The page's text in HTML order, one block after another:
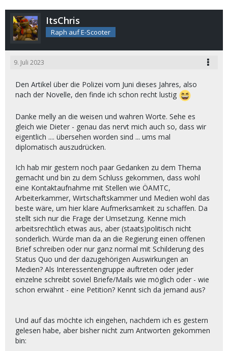
ItsChris
Raph auf E-Scooter
9. Juli 2023
Den Artikel über die Polizei vom Juni dieses Jahres, also
nach der Novelle, den finde ich schon recht lustig
Danke melly an die weisen und wahren Worte. Sehe es
gleich wie Dieter - genau das nervt mich auch so, dass wir
eigentlich .... übersehen worden sind ... ums mal
diplomatisch auszudrücken.
Ich hab mir gestern noch paar Gedanken zu dem Thema
gemacht und bin zu dem Schluss gekommen, dass wohl
eine Kontaktaufnahme mit Stellen wie ÖAMTC,
Arbeiterkammer, Wirtschaftskammer und Medien wohl das
beste wäre, um hier klare Aufmerksamkeit zu schaffen. Da
stellt sich nur die Frage der Umsetzung. Kenne mich
arbeitsrechtlich etwas aus, aber (staats)politisch nicht
sonderlich. Würde man da an die Regierung einen offenen
Brief schreiben oder nur ganz normal mit Schilderung des
Status Quo und der dazugehörigen Auswirkungen an
Medien? Als Interessentengruppe auftreten oder jeder
einzelne schreibt soviel Briefe/Mails wie möglich oder - wie
schon erwähnt - eine Petition? Kennt sich da jemand aus?
Und auf das möchte ich eingehen, nachdem ich es gestern
gelesen habe, aber bisher nicht zum Antworten gekommen
bin: